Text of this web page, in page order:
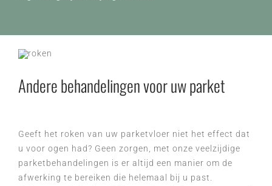
Andere behandelingen voor uw parket
Geeft het roken van uw parketvloer niet het effect dat
u voor ogen had? Geen zorgen, met onze veelzijdige
parketbehandelingen is er altijd een manier om de
afwerking te bereiken die helemaal bij u past.